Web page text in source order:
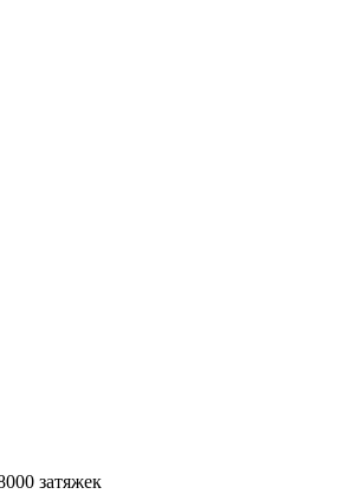
затяжек